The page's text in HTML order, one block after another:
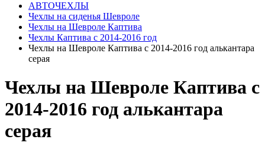
АВТОЧЕХЛЫ
Чехлы на сиденья Шевроле
Чехлы на Шевроле Каптива
Чехлы Каптива с 2014-2016 год
Чехлы на Шевроле Каптива с 2014-2016 год алькантара
серая
Чехлы на Шевроле Каптива с
2014-2016 год алькантара
серая